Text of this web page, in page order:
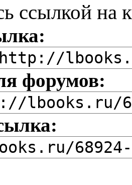
ссылкой на
форумов: